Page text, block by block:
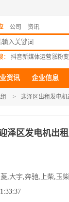
公司 资讯
： 抖音新媒体运营涨粉
资讯 企业信息
> 迎泽区出租发电
泽区发电机出租
,大宇,奔驰, 上柴, 玉柴